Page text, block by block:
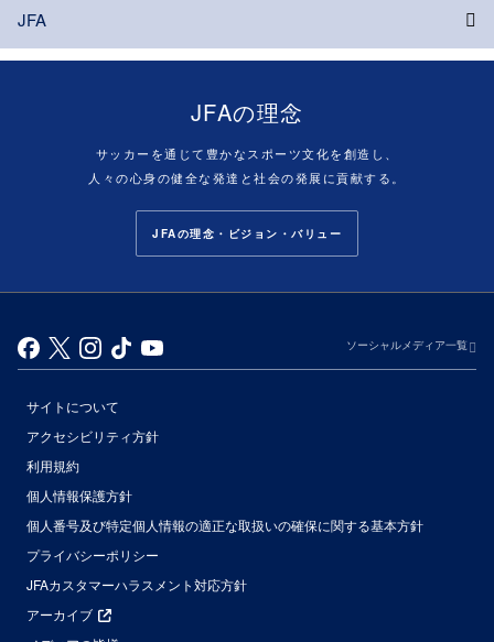
JFA
JFAの理念
サッカーを通じて豊かなスポーツ文化を創造し、
人々の心身の健全な発達と社会の発展に貢献する。
JFAの理念・ビジョン・バリュー
ソーシャルメディア一覧
サイトについて
アクセシビリティ方針
利用規約
個人情報保護方針
個人番号及び特定個人情報の適正な取扱いの確保に関する基本方針
プライバシーポリシー
JFAカスタマーハラスメント対応方針
アーカイブ